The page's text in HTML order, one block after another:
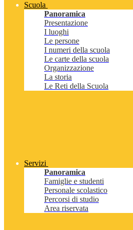
Scuola
Panoramica
Presentazione
I luoghi
Le persone
I numeri della scuola
Le carte della scuola
Organizzazione
La storia
Le Reti della Scuola
Servizi
Panoramica
Famiglie e studenti
Personale scolastico
Percorsi di studio
Area riservata